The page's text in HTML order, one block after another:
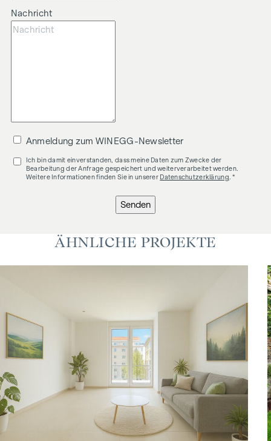
Nachricht
Anmeldung zum WINEGG-Newsletter
Ich bin damit einverstanden, dass meine Daten zum Zwecke der
Bearbeitung der Anfrage gespeichert und weiterverarbeitet werden.
Weitere Informationen finden Sie in unserer Datenschutzerklärung . *
Senden
ÄHNLICHE PROJEKTE